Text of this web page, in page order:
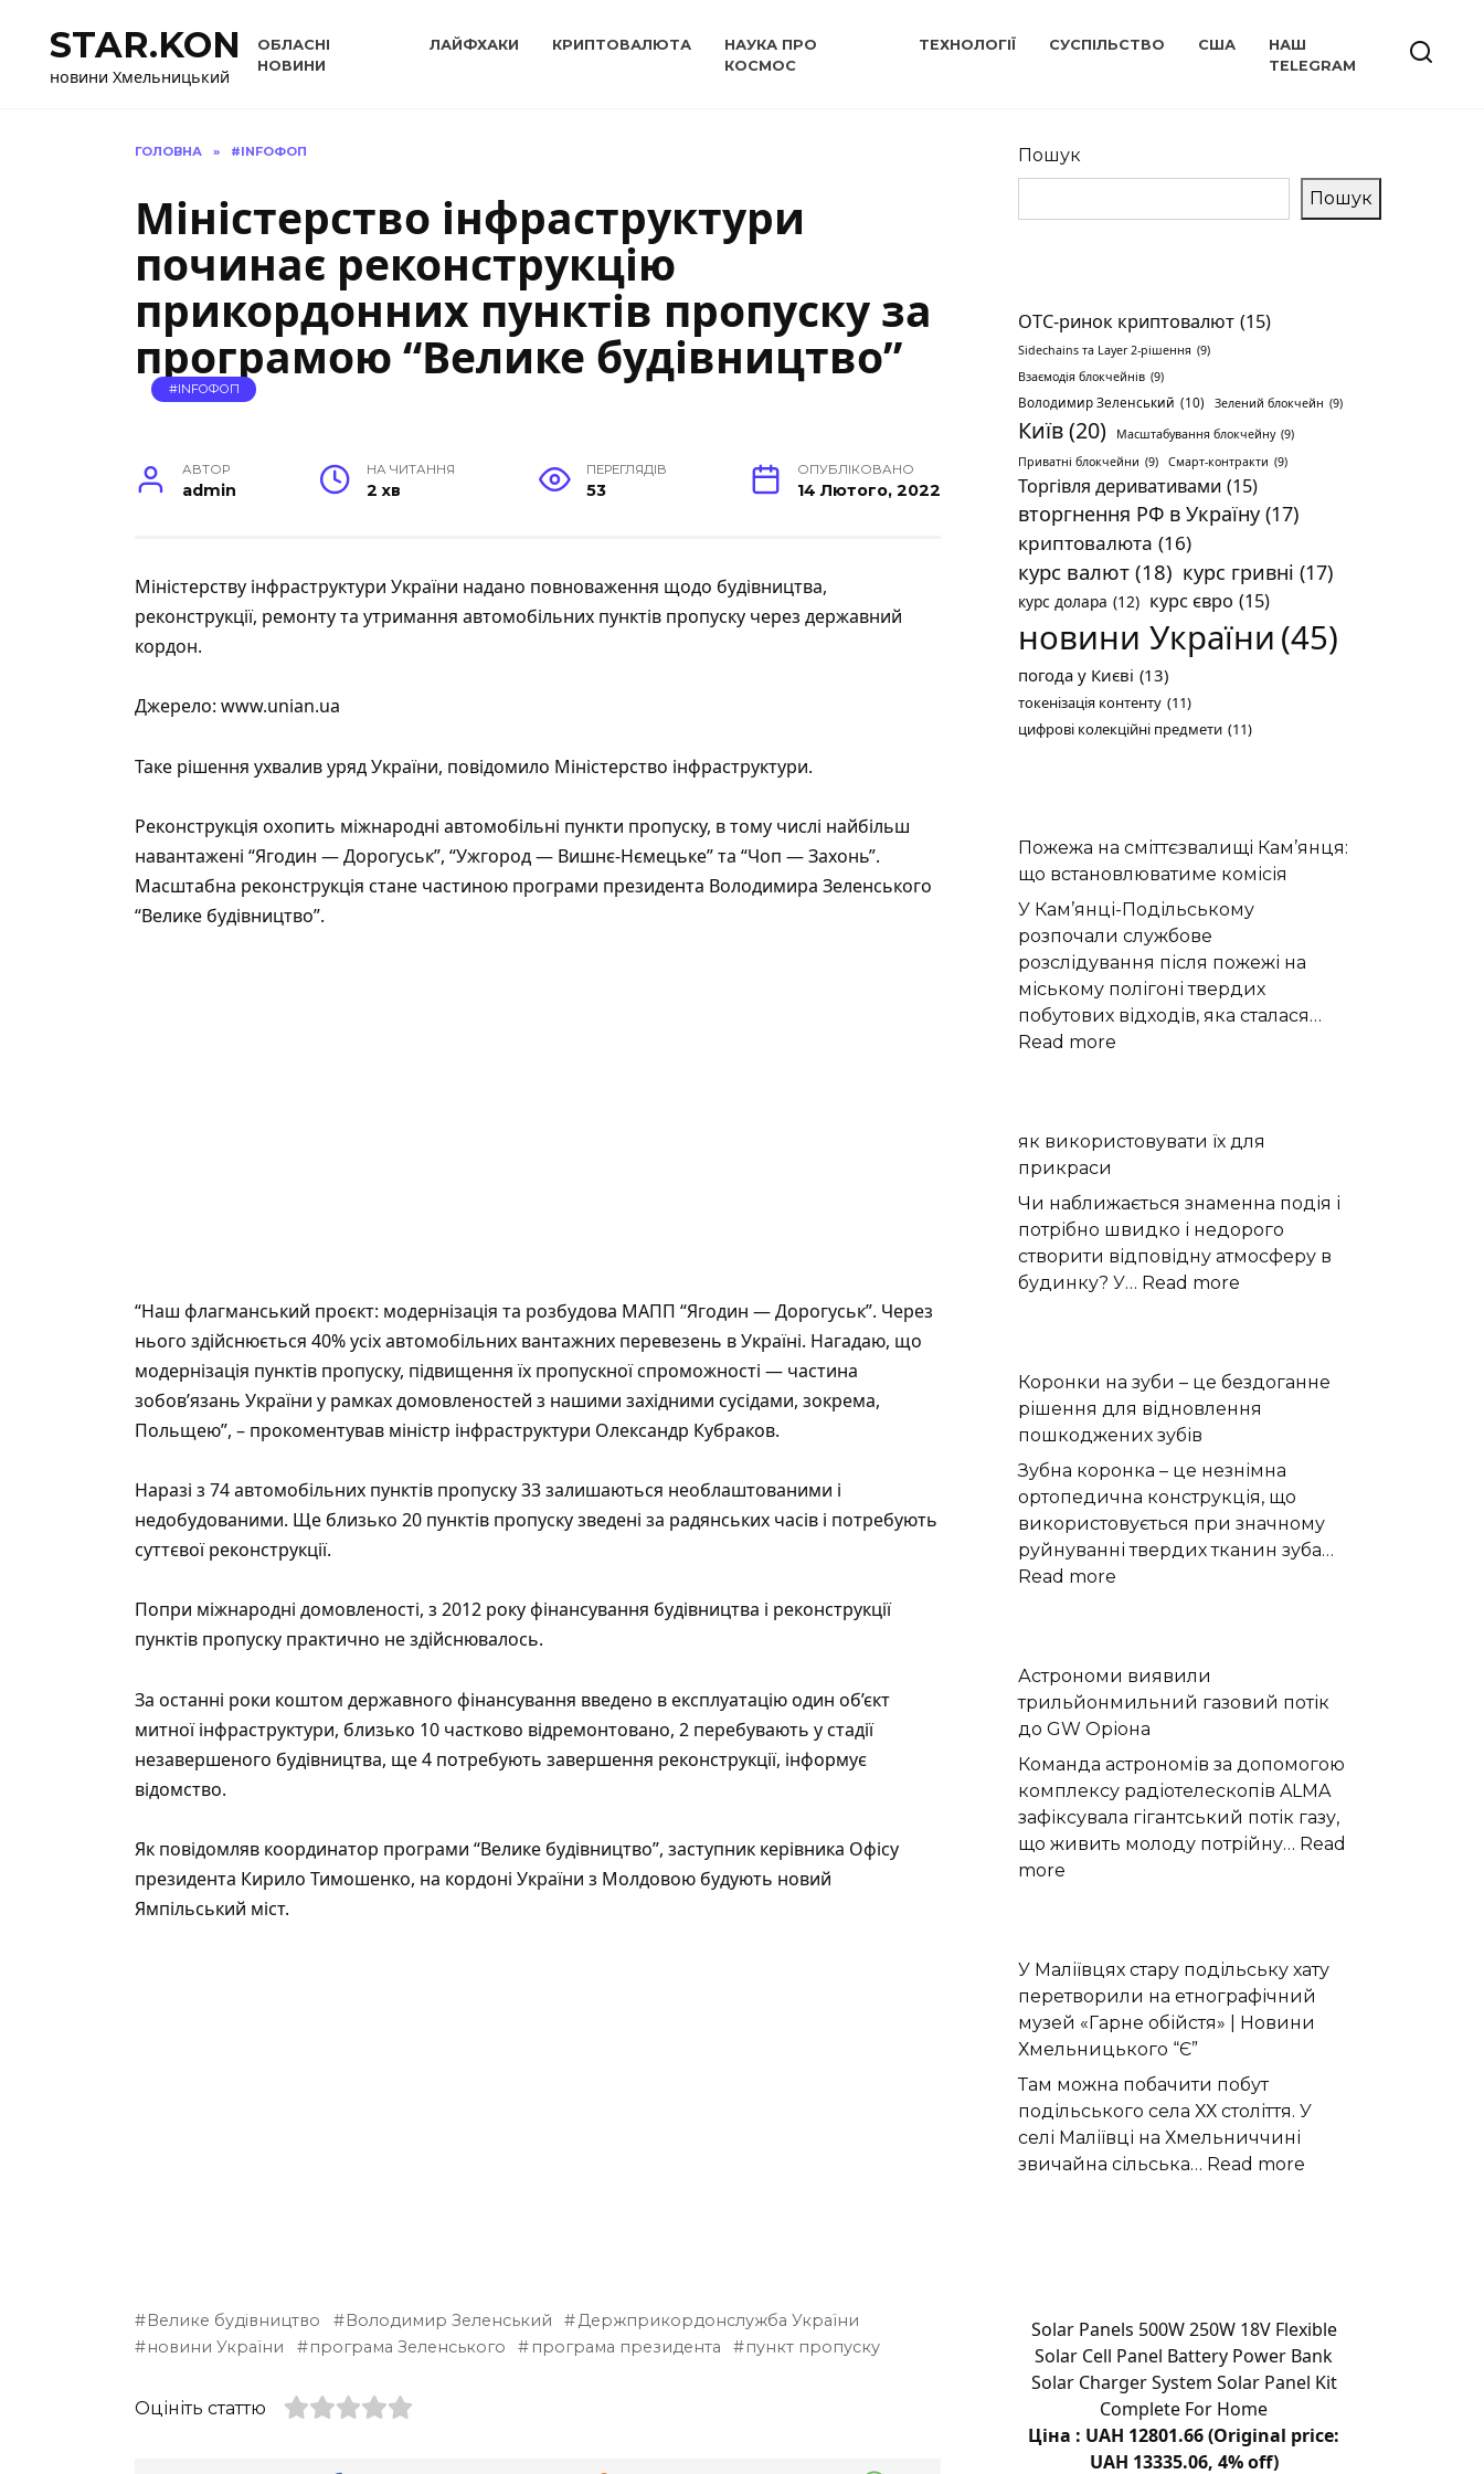
вмістуSTAR.KON
новини Хмельницький
ОБЛАСНІ
НОВИНИ
ЛАЙФХАКИ КРИПТОВАЛЮТА
НАУКА ПРО
КОСМОС
ТЕХНОЛОГІЇ СУСПІЛЬСТВО США
НАШ
TELEGRAM
ГОЛОВНА » #INFOФОП
Міністерство інфраструктури
починає реконструкцію
прикордонних пунктів пропуску за
програмою “Велике будівництво”
#INFOФОП
АВТОР
admin
НА ЧИТАННЯ
2 хв
ПЕРЕГЛЯДІВ
53
ОПУБЛІКОВАНО
14 Лютого, 2022
Міністерству інфраструктури України надано повноваження щодо будівництва,
реконструкції, ремонту та утримання автомобільних пунктів пропуску через державний
кордон.
Джерело: www.unian.ua
Таке рішення ухвалив уряд України, повідомило Міністерство інфраструктури.
Реконструкція охопить міжнародні автомобільні пункти пропуску, в тому числі найбільш
навантажені “Ягодин — Дорогуськ”, “Ужгород — Вишнє-Нємецьке” та “Чоп — Захонь”.
Масштабна реконструкція стане частиною програми президента Володимира Зеленського
“Велике будівництво”.
“Наш флагманський проєкт: модернізація та розбудова МАПП “Ягодин — Дорогуськ”. Через
нього здійснюється 40% усіх автомобільних вантажних перевезень в Україні. Нагадаю, що
модернізація пунктів пропуску, підвищення їх пропускної спроможності — частина
зобов’язань України у рамках домовленостей з нашими західними сусідами, зокрема,
Польщею”, – прокоментував міністр інфраструктури Олександр Кубраков.
Наразі з 74 автомобільних пунктів пропуску 33 залишаються необлаштованими і
недобудованими. Ще близько 20 пунктів пропуску зведені за радянських часів і потребують
суттєвої реконструкції.
Попри міжнародні домовленості, з 2012 року фінансування будівництва і реконструкції
пунктів пропуску практично не здійснювалось.
За останні роки коштом державного фінансування введено в експлуатацію один об’єкт
митної інфраструктури, близько 10 частково відремонтовано, 2 перебувають у стадії
незавершеного будівництва, ще 4 потребують завершення реконструкції, інформує
відомство.
Як повідомляв координатор програми “Велике будівництво”, заступник керівника Офісу
президента Кирило Тимошенко, на кордоні України з Молдовою будують новий
Ямпільський міст.
Велике будівництво Володимир Зеленський
Держприкордонслужба України
новини України
програма Зеленського програма президента пункт пропуску
Оцініть статтю
Пошук
Пошук
OTC-ринок криптовалют (15)
Sidechains та Layer 2-рішення (9)
Взаємодія блокчейнів (9)
Володимир Зеленський (10) Зелений блокчейн (9)
Київ(20) Масштабування блокчейну (9)
Приватні блокчейни (9) Смарт-контракти (9)
Торгівля деривативами (15)
вторгнення РФ в Україну (17)
криптовалюта (16)
курс валют (18) курс гривні (17)
курс долара (12) курс євро (15)
новини України (45)
погода у Києві (13)
токенізація контенту (11)
цифрові колекційні предмети (11)
Пожежа на сміттєзвалищі Кам’янця:
що встановлюватиме комісія
У Кам’янці-Подільському
розпочали службове
розслідування після пожежі на
міському полігоні твердих
побутових відходів, яка сталася…
Read more
Кам’янця:
встановлюватиме
комісія
як використовувати їх для
прикраси
Чи наближається знаменна подія і
потрібно швидко і недорого
створити відповідну атмосферу в
будинку? У… Read more
для
прикраси
Коронки на зуби – це бездоганне
рішення для відновлення
пошкоджених зубів
Зубна коронка – це незнімна
ортопедична конструкція, що
використовується при значному
руйнуванні твердих тканин зуба…
Read more
–
це
бездоганне
рішення
для
відновлення
пошкоджених
Астрономи виявили
трильйонмильний газовий потік
до GW Оріона
Команда астрономів за допомогою
комплексу радіотелескопів ALMA
зафіксувала гігантський потік газу,
що живить молоду потрійну… Read
more
газовий
потік
до
GW
Оріона
У Маліївцях стару подільську хату
перетворили на етнографічний
музей «Гарне обійстя» | Новини
Хмельницького “Є”
Там можна побачити побут
подільського села ХХ століття. У
селі Маліївці на Хмельниччині
звичайна сільська… Read more
перетворили
на
етнографічний
«Гарне
Solar Panels 500W 250W 18V Flexible
Solar Cell Panel Battery Power Bank
Solar Charger System Solar Panel Kit
Complete For Home
Ціна : UAH 12801.66 (Original price:
UAH 13335.06, 4% off)